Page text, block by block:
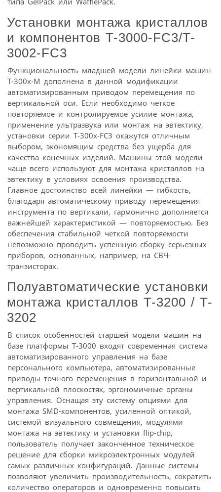
Установки монтажа кристаллов
и компонентов T-3000-FC3/T-
3002-FC3
Функциональность младшей модели линейки машин
T-300x-M дополнена в данной модификации
автоматизированным приводом перемещения по
вертикальной оси. Если необходимо четкое
повторяемое и контролируемое усилие монтажа,
применение ультразвука или монтаж на эвтектику,
установки серии T-300x-FC3 окажутся отличным
выбором, экономящим средства без ущерба для
качества конечных изделий. Машины этой модели
чаще всего используют для монтажа кристаллов на
эвтектику в условиях освоения производства.
Главное достоинство всей линейки — гибкость,
благодаря автоматическому приводу перемещения
инструмента по вертикали, гармонично дополняется
важнейшей характеристикой — повторяемостью. Без
обеспечения стабильной четкой повторяемости
невозможно проводить успешную сборку серьезных
приборов, основанных, например, на СВЧ-
транзисторах.
Полуавтоматические установки
монтажа кристаллов T-3200 / T-
3202
В список особенностей старшей модели машин на
базе платформы T-3000 входят современная система
автоматизированного управления на базе
персонального компьютера, автоматизированные
приводы точного перемещения в горизонтальной и
вертикальной плоскостях, эргономичные органы
управления. Оснащая эту систему опциями для
монтажа SMD-компонентов, усиленной оптикой,
системой визуального совмещения, модулями
монтажа на эвтектику и установки flip-chip,
пользователь получает законченное техническое
решение для сборки микроэлектронных модулей
самых различных конфигураций. Данные системы
позволяют увеличить производительность, сократить
количество операторов и одновременно повысить